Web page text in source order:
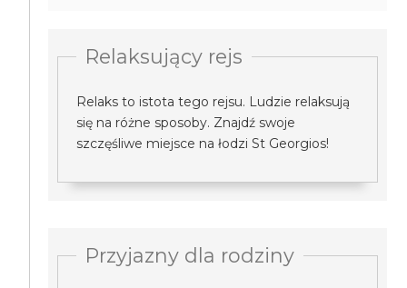
Relaksujący rejs
Relaks to istota tego rejsu. Ludzie relaksują
się na różne sposoby. Znajdź swoje
szczęśliwe miejsce na łodzi St Georgios!
Przyjazny dla rodziny